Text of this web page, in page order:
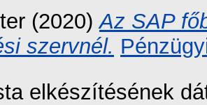
(2020)Az SAP
szervnél.
elkészítésének